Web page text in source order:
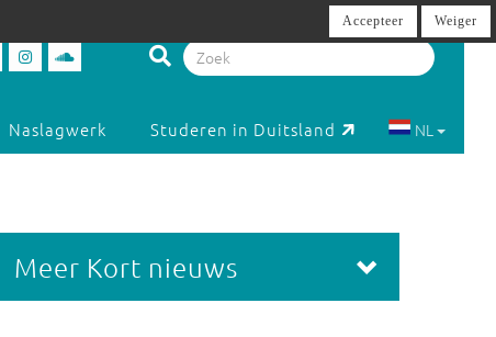
Naslagwerk Studeren in Duitsland NL
Meer Kort nieuws
Accepteer Weiger